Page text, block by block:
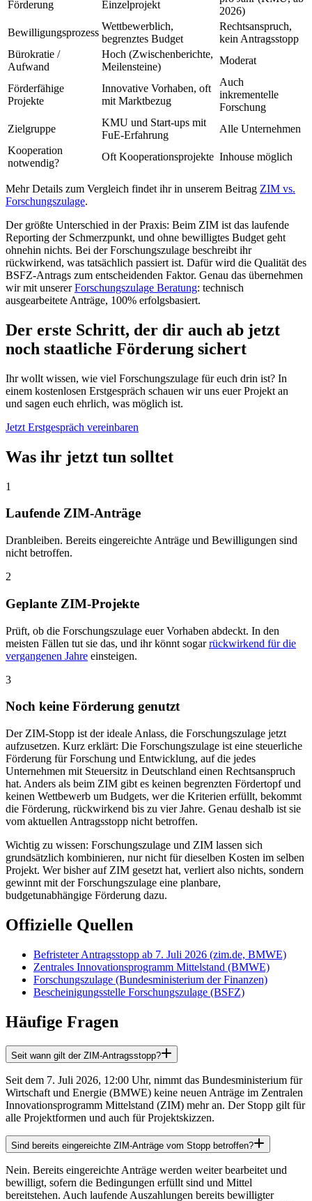
Förderung Einzelprojekt
2026)
Bewilligungsprozess
Wettbewerblich,
begrenztes Budget
Rechtsanspruch,
kein Antragsstopp
Bürokratie /
Aufwand
Hoch (Zwischenberichte,
Meilensteine)
Moderat
Förderfähige
Projekte
Innovative Vorhaben, oft
mit Marktbezug
Auch
inkrementelle
Forschung
Zielgruppe
KMU und Start-ups mit
FuE-Erfahrung
Alle Unternehmen
Kooperation
notwendig?
Oft Kooperationsprojekte Inhouse möglich
Mehr Details zum Vergleich findet ihr in unserem Beitrag ZIM vs.
Forschungszulage.
Der größte Unterschied in der Praxis: Beim ZIM ist das laufende
Reporting der Schmerzpunkt, und ohne bewilligtes Budget geht
ohnehin nichts. Bei der Forschungszulage beschreibt ihr
rückwirkend, was tatsächlich passiert ist. Dafür wird die Qualität des
BSFZ-Antrags zum entscheidenden Faktor. Genau das übernehmen
wir mit unsererForschungszulage Beratung: technisch
ausgearbeitete Anträge, 100% erfolgsbasiert.
Der erste Schritt, der dir auch ab jetzt
noch staatliche Förderung sichert
Ihr wollt wissen, wie viel Forschungszulage für euch drin ist? In
einem kostenlosen Erstgespräch schauen wir uns euer Projekt an
und sagen euch ehrlich, was möglich ist.
Jetzt Erstgespräch vereinbaren
Was ihr jetzt tun solltet
1
Laufende ZIM-Anträge
Dranbleiben. Bereits eingereichte Anträge und Bewilligungen sind
nicht betroffen.
2
Geplante ZIM-Projekte
Prüft, ob die Forschungszulage euer Vorhaben abdeckt. In den
meisten Fällen tut sie das, und ihr könnt sogarrückwirkend für die
vergangenen Jahre einsteigen.
3
Noch keine Förderung genutzt
Der ZIM-Stopp ist der ideale Anlass, die Forschungszulage jetzt
aufzusetzen. Kurz erklärt: Die Forschungszulage ist eine steuerliche
Förderung für Forschung und Entwicklung, auf die jedes
Unternehmen mit Steuersitz in Deutschland einen Rechtsanspruch
hat. Anders als beim ZIM gibt es keinen begrenzten Fördertopf und
keinen Wettbewerb um Budgets, wer die Kriterien erfüllt, bekommt
die Förderung, rückwirkend bis zu vier Jahre. Genau deshalb ist sie
vom aktuellen Antragsstopp nicht betroffen.
Wichtig zu wissen: Forschungszulage und ZIM lassen sich
grundsätzlich kombinieren, nur nicht für dieselben Kosten im selben
Projekt. Wer bisher auf ZIM gesetzt hat, verliert also nichts, sondern
gewinnt mit der Forschungszulage eine planbare,
budgetunabhängige Förderung dazu.
Offizielle Quellen
Befristeter Antragsstopp ab 7. Juli 2026 (zim.de, BMWE)
Zentrales Innovationsprogramm Mittelstand (BMWE)
Forschungszulage (Bundesministerium der Finanzen)
Bescheinigungsstelle Forschungszulage (BSFZ)
Häufige Fragen
Seit wann gilt der ZIM-Antragsstopp?
Seit dem 7. Juli 2026, 12:00 Uhr, nimmt das Bundesministerium für
Wirtschaft und Energie (BMWE) keine neuen Anträge im Zentralen
Innovationsprogramm Mittelstand (ZIM) mehr an. Der Stopp gilt für
alle Projektformen und auch für Projektskizzen.
Sind bereits eingereichte ZIM-Anträge vom Stopp betroffen?
Nein. Bereits eingereichte Anträge werden weiter bearbeitet und
bewilligt, sofern die Bedingungen erfüllt sind und Mittel
bereitstehen. Auch laufende Auszahlungen bereits bewilligter